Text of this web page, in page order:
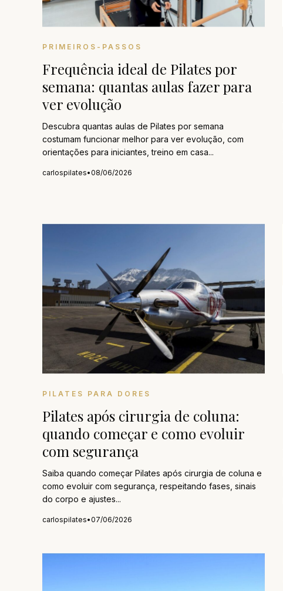
PRIMEIROS-PASSOS
Frequência ideal de Pilates por
semana: quantas aulas fazer para
ver evolução
Descubra quantas aulas de Pilates por semana
costumam funcionar melhor para ver evolução, com
orientações para iniciantes, treino em casa...
carlospilates•08/06/2026
PILATES PARA DORES
Pilates após cirurgia de coluna:
quando começar e como evoluir
com segurança
Saiba quando começar Pilates após cirurgia de coluna e
como evoluir com segurança, respeitando fases, sinais
do corpo e ajustes...
carlospilates•07/06/2026